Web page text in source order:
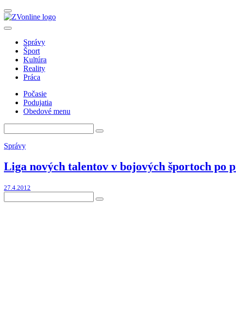
Správy
Šport
Kultúra
Reality
Práca
Počasie
Podujatia
Obedové menu
Správy
Liga nových talentov v bojových športoch po
27.4.2012